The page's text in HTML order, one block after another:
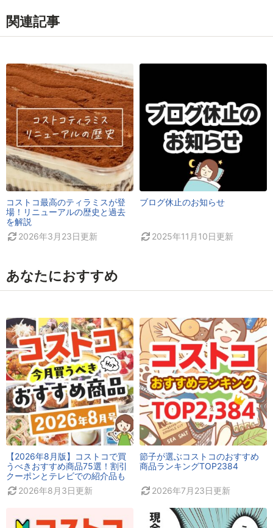
関連記事
コストコ最高のティラミスが登
場！リニューアルの歴史と過去
を解説
2026年3月23日更新
ブログ休止のお知らせ
2025年11月10日更新
あなたにおすすめ
【2026年8月版】コストコで買
うべきおすすめ商品75選！割引
クーポンとテレビでの紹介品も
2026年8月3日更新
節子が選ぶコストコのおすすめ
商品ランキングTOP2384
2026年7月23日更新